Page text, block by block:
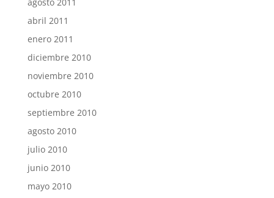
abril 2011
enero 2011
diciembre 2010
noviembre 2010
octubre 2010
septiembre 2010
agosto 2010
julio 2010
junio 2010
mayo 2010